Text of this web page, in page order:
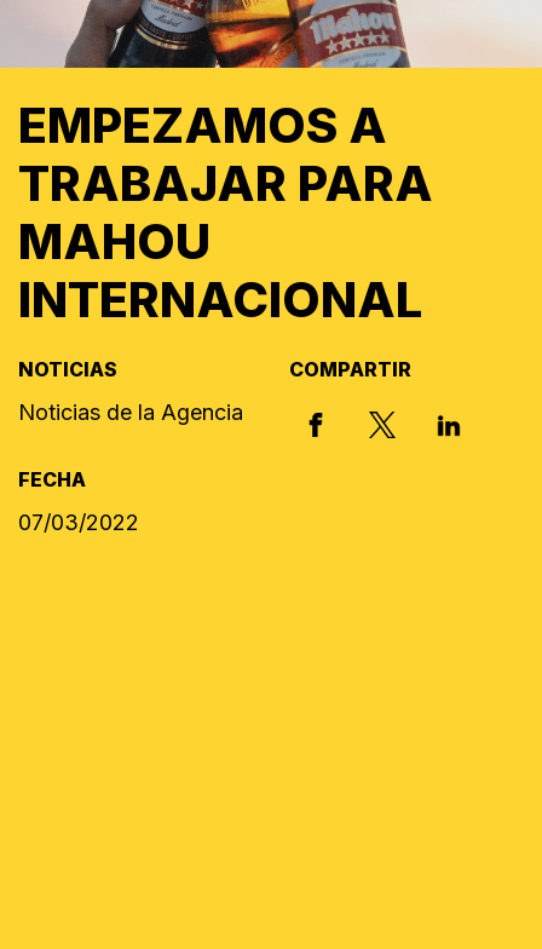
EMPEZAMOS A
TRABAJAR PARA
MAHOU
INTERNACIONAL
NOTICIAS
Noticias de la Agencia
COMPARTIR
FACEBOOKX, FORMERLY
LINKED
FECHA
07/03/2022